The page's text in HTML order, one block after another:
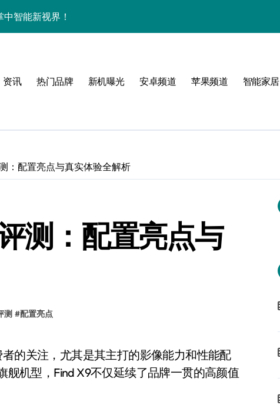
观！
新亮点
资讯 热门品牌 新机曝光 安卓频道 苹果频道 智能家居
：配置亮点与真实体验全解析
测：配置亮点与
测 #配置亮点
舰机型，Find X9不仅延续了品牌一贯的高颜值